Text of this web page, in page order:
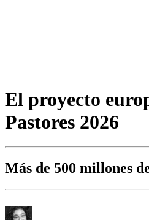
El proyecto
Pastores 2026
Más de 500 millones